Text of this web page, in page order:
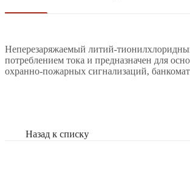
Неперезаряжаемый литий-
потреблением тока и предназначен для
охранно-пожарных сигнализаций,
Назад к списку